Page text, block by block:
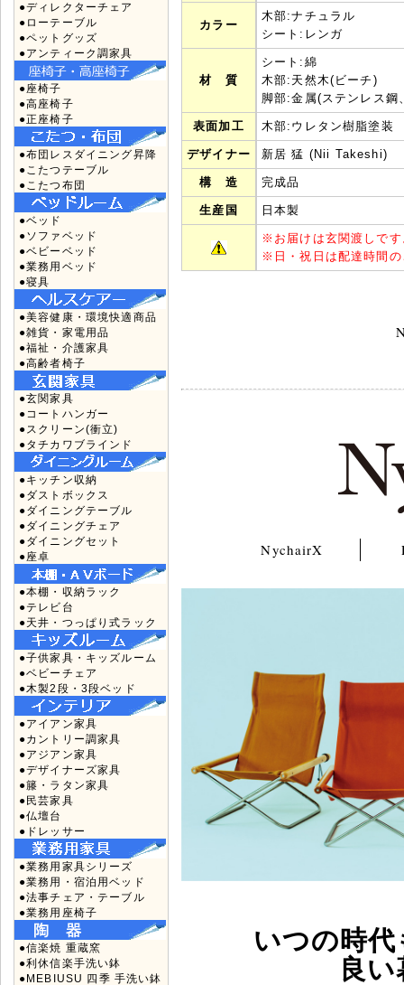
●ディレクターチェア
●ローテーブル
●ペットグッズ
●アンティーク調家具
●座椅子
●高座椅子
●正座椅子
●布団レスダイニング昇降
●こたつテーブル
●こたつ布団
●ベッド
●ソファベッド
●ベビーベッド
●業務用ベッド
●寝具
●美容健康・環境快適商品
●雑貨・家電用品
●福祉・介護家具
●高齢者椅子
●玄関家具
●コートハンガー
●スクリーン(衝立)
●タチカワブラインド
●キッチン収納
●ダストボックス
●ダイニングテーブル
●ダイニングチェア
●ダイニングセット
●座卓
●本棚・収納ラック
●テレビ台
●天井・つっぱり式ラック
●子供家具・キッズルーム
●ベビーチェア
●木製2段・3段ベッド
●アイアン家具
●カントリー調家具
●アジアン家具
●デザイナーズ家具
●籐・ラタン家具
●民芸家具
●仏壇台
●ドレッサー
●業務用家具シリーズ
●業務用・宿泊用ベッド
●法事チェア・テーブル
●業務用座椅子
●信楽焼 重蔵窯
●利休信楽手洗い鉢
●MEBIUSU 四季 手洗い鉢
カラー
木部:ナチュラル
シート:レンガ
材 質
シート:綿
木部:天然木(ビーチ)
脚部:金属(ステンレス鋼
表面加工 木部:ウレタン樹脂塗装
デザイナー 新居 猛 (Nii Takeshi)
構 造 完成品
生産国 日本製
※ お届けは玄関渡しで
※ 日・祝日は配達時間
NychairX
いつの時
良